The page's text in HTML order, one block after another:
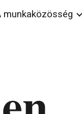
Skip to navigation
munkaközösség